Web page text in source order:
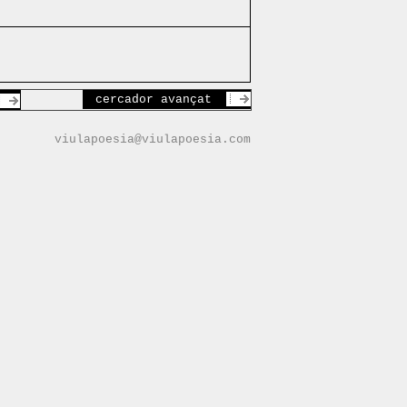
cercador avançat
viulapoesia@viulapoesia.com